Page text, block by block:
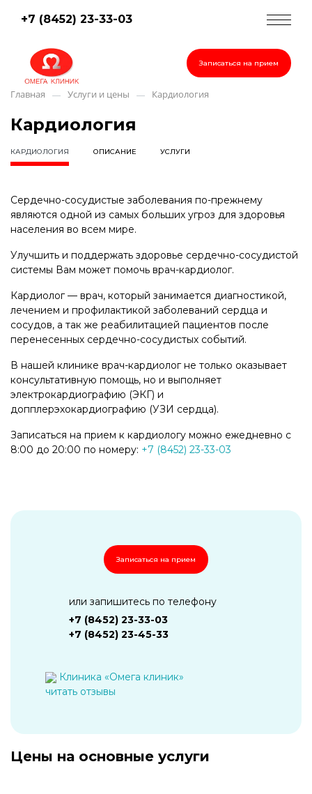
Записаться на прием
+7 (8452) 23-33-03
Главная — Услуги и цены — Кардиология
Кардиология
КАРДИОЛОГИЯ ОПИСАНИЕ УСЛУГИ
Сердечно-сосудистые заболевания по-прежнему
являются одной из самых больших угроз для здоровья
населения во всем мире.
Улучшить и поддержать здоровье сердечно-сосудистой
системы Вам может помочь врач-кардиолог.
Кардиолог — врач, который занимается диагностикой,
лечением и профилактикой заболеваний сердца и
сосудов, а так же реабилитацией пациентов после
перенесенных сердечно-сосудистых событий.
В нашей клинике врач-кардиолог не только оказывает
консультативную помощь, но и выполняет
электрокардиографию (ЭКГ) и
допплерэхокардиографию (УЗИ сердца).
Записаться на прием к кардиологу можно ежедневно с
8:00 до 20:00 по номеру: +7 (8452) 23-33-03
Записаться на прием
или запишитесь по телефону
+7 (8452) 23-33-03
+7 (8452) 23-45-33
Клиника «Омега клиник»
читать отзывы
Цены на основные услуги